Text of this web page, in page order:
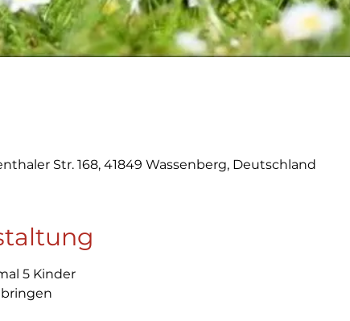
Str. 168, 41849 Wassenberg, Deutschland
5 Kinder